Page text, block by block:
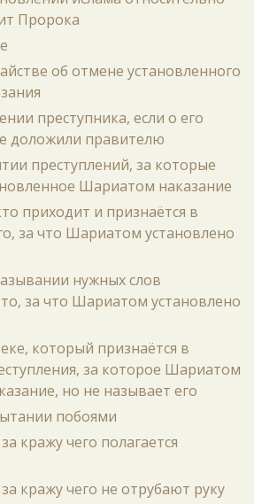
Пророка
об отмене установленного
преступника, если о его
доложили правителю
преступлений, за которые
Шариатом наказание
приходит и признаётся в
за что Шариатом установлено
нужных слов
за что Шариатом установлено
который признаётся в
за которое Шариатом
но не называет его
побоями
кражу чего полагается
кражу чего не отрубают руку